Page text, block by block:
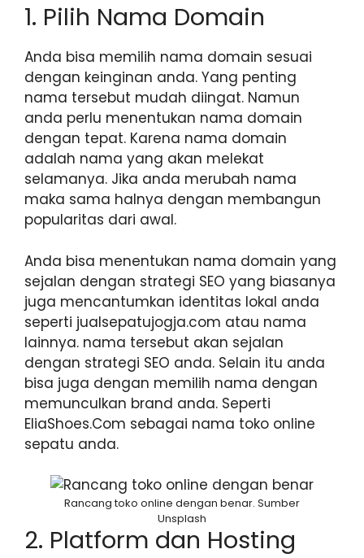
1. Pilih Nama Domain
Anda bisa memilih nama domain sesuai
dengan keinginan anda. Yang penting
nama tersebut mudah diingat. Namun
anda perlu menentukan nama domain
dengan tepat. Karena nama domain
adalah nama yang akan melekat
selamanya. Jika anda merubah nama
maka sama halnya dengan membangun
popularitas dari awal.
Anda bisa menentukan nama domain yang
sejalan dengan strategi SEO yang biasanya
juga mencantumkan identitas lokal anda
seperti jualsepatujogja.com atau nama
lainnya. nama tersebut akan sejalan
dengan strategi SEO anda. Selain itu anda
bisa juga dengan memilih nama dengan
memunculkan brand anda. Seperti
EliaShoes.Com sebagai nama toko online
sepatu anda.
Rancang toko online dengan benar. Sumber
Unsplash
2. Platform dan Hosting